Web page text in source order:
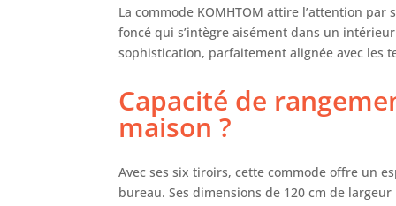
La commode KOMHTOM attire l’attention
foncé qui s’intègre aisément dans un
sophistication, parfaitement alignée avec les
Capacité de
maison ?
Avec ses six tiroirs, cette commode offre un
bureau. Ses dimensions de 120 cm de